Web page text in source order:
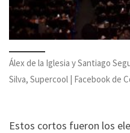
Álex de la Iglesia y Santiago
Silva, Supercool | Facebook de
Estos cortos fueron los